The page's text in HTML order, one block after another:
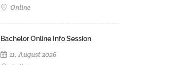
Online
Bachelor Online Info Session
11. August 2026